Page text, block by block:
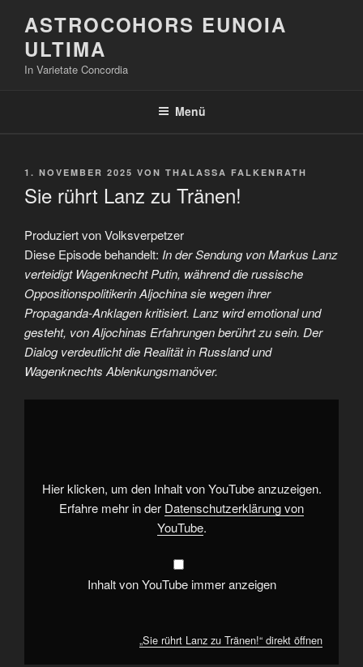
Inhalt
springen
ASTROCOHORS EUNOIA
ULTIMA
In Varietate Concordia
Menü
VERÖFFENTLICHT
1. NOVEMBER 2025 VON THALASSA FALKENRATH
Sie rührt Lanz zu Tränen!
Produziert von Volksverpetzer
Diese Episode behandelt: In der Sendung von Markus Lanz
verteidigt Wagenknecht Putin, während die russische
Oppositionspolitikerin Aljochina sie wegen ihrer
Propaganda-Anklagen kritisiert. Lanz wird emotional und
gesteht, von Aljochinas Erfahrungen berührt zu sein. Der
Dialog verdeutlicht die Realität in Russland und
Wagenknechts Ablenkungsmanöver.
„Sie
anzeigen
Hier klicken, um den Inhalt von YouTube anzuzeigen.
Erfahre mehr in der Datenschutzerklärung von
YouTube.
Inhalt von YouTube immer anzeigen
„Sie rührt Lanz zu Tränen!“ direkt öffnen